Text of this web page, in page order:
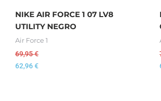
NIKE AIR FORCE 1 07 LV8
UTILITY NEGRO
Air Force 1
69,95€
62,96€